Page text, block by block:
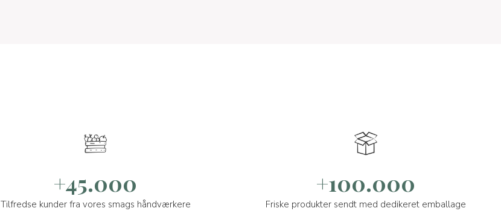
+45.000
Tilfredse kunder fra vores smags håndværkere
+100.000
Friske produkter sendt med dedikeret emballage